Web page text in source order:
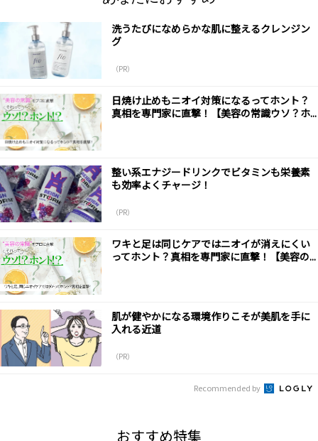
洗うたびになめらかな肌に整えるクレンジン
グ
（PR）
日焼け止めもニオイ対策になるってホント？
真相を専門家に直撃！【美容の常識ウソ？ホ...
整い系エナジードリンクでビタミンも栄養素
も効率よくチャージ！
（PR）
ワキと足は同じケアではニオイが消えにくい
ってホント？真相を専門家に直撃！【美容の...
肌が健やかになる環境作りこそが美肌を手に
入れる近道
（PR）
Recommended by
おすすめ特集